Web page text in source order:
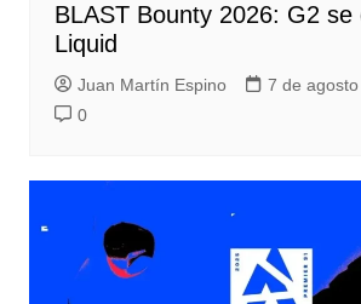
BLAST Bounty 2026: G2 se
Liquid
Juan Martín Espino
7 de
0